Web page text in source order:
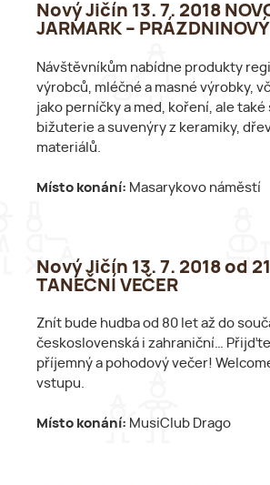
Nový Jičín 13. 7. 2018
JARMARK – PRÁZDNINOVÝ
Návštěvníkům nabídne produkty
výrobců, mléčné a masné výrobky,
jako perníčky a med, koření, ale také
bižuterie a suvenýry z keramiky,
materiálů.
Místo konání: Masarykovo náměstí
Nový Jičín 13. 7. 2018 od
TANEČNÍ VEČER
Znít bude hudba od 80 let až do
československá i zahraniční…
příjemný a pohodový večer!
vstupu.
Místo konání: MusiClub Drago